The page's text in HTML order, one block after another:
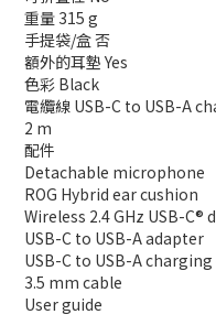
重量 315 g
手提袋/盒 否
額外的耳墊 Yes
色彩 Black
電纜線 USB-C to USB-A
2 m
配件
Detachable microphone
ROG Hybrid ear cushion
Wireless 2.4 GHz USB-C®
USB-C to USB-A adapter
USB-C to USB-A
3.5 mm cable
User guide